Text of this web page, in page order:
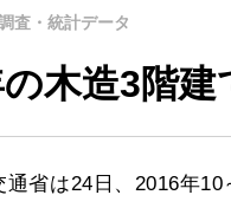
査・統計データ
木造3階
省は24日、2016年10